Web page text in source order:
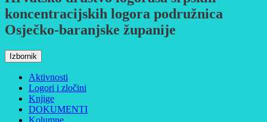
koncentracijskih logora podružnica
Osječko-baranjske županije
Izbornik
Aktivnosti
Logori i zločini
Knjige
DOKUMENTI
Kolumne